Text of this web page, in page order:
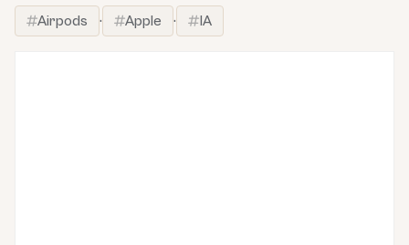
Airpods
· Apple · IA